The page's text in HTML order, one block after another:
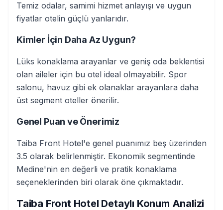
Temiz odalar, samimi hizmet anlayışı ve uygun
fiyatlar otelin güçlü yanlarıdır.
Kimler İçin Daha Az Uygun?
Lüks konaklama arayanlar ve geniş oda beklentisi
olan aileler için bu otel ideal olmayabilir. Spor
salonu, havuz gibi ek olanaklar arayanlara daha
üst segment oteller önerilir.
Genel Puan ve Önerimiz
Taiba Front Hotel'e genel puanımız beş üzerinden
3.5 olarak belirlenmiştir. Ekonomik segmentinde
Medine'nin en değerli ve pratik konaklama
seçeneklerinden biri olarak öne çıkmaktadır.
Taiba Front Hotel Detaylı Konum Analizi